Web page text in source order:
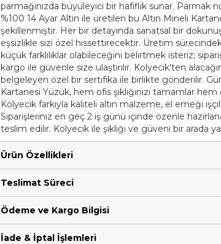
parmağınızda büyüleyici bir hafiflik sunar. Parmak
%100 14 Ayar Altın ile üretilen bu Altın Mineli
şekillenmiştir. Her bir detayında sanatsal bir
eşsizlikle sizi özel hissettirecektir. Üretim
küçük farklılıklar olabileceğini belirtmek isteriz;
kargo ile güvenle size ulaştırılır. Kolyecik'ten
belgeleyen özel bir sertifika ile birlikte gönderilir.
Kartanesi Yüzük, hem ofis şıklığınızı tamamlar
Kolyecik farkıyla kaliteli altın malzeme, el emeği
Siparişleriniz en geç 2 iş günü içinde özenle
teslim edilir. Kolyecik ile şıklığı ve güveni bir arada
Ürün Özellikleri
Teslimat Süreci
Ödeme ve Kargo Bilgisi
İade & İptal İşlemleri